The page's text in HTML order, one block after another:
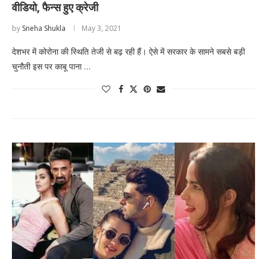
वीडियो, फैन्स हुए क्रेजी
by Sneha Shukla May 3, 2021
देशभर में कोरोना की स्थिति तेजी से बढ़ रही हैं। ऐसे में सरकार के सामने सबसे बड़ी
चुनौती इस पर काबू पाना …